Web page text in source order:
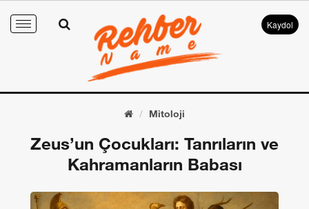
Toggle
Kaydol
Mitoloji
Zeus’un Çocukları: Tanrıların ve
Kahramanların Babası